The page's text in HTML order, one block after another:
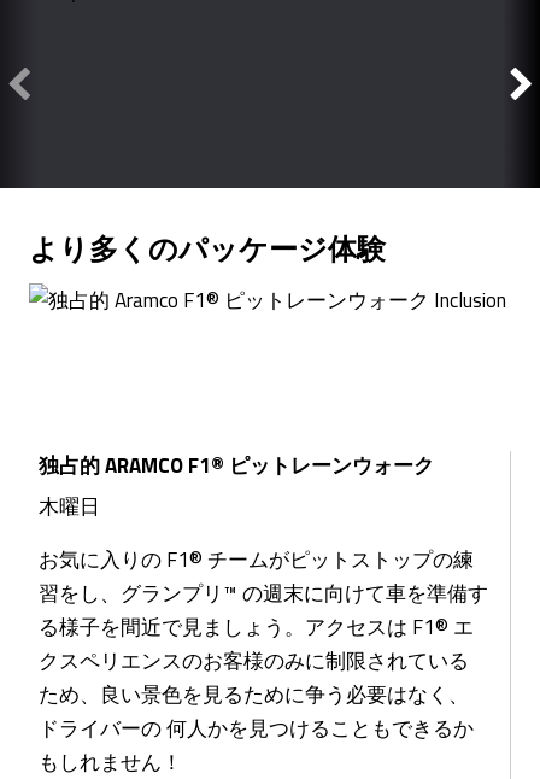
より多くのパッケージ体験
独占的 ARAMCO F1® ピットレーンウォーク
木曜日
お気に入りの F1® チームがピットストップの練
習をし、グランプリ™ の週末に向けて車を準備す
る様子を間近で見ましょう。アクセスは F1® エ
クスペリエンスのお客様のみに制限されている
ため、良い景色を見るために争う必要はなく、
ドライバーの 何人かを見つけることもできるか
もしれません！